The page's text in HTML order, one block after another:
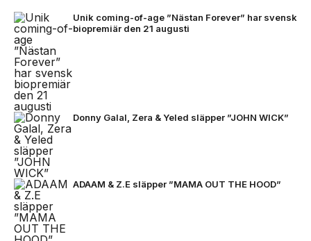
Unik coming-of-age ”Nästan Forever” har svensk
biopremiär den 21 augusti
Donny Galal, Zera & Yeled släpper ”JOHN WICK”
ADAAM & Z.E släpper ”MAMA OUT THE HOOD”